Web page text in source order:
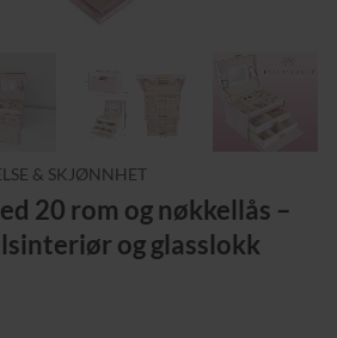
& SKJØNNHET
20 rom og nøkkellås –
og glasslokk